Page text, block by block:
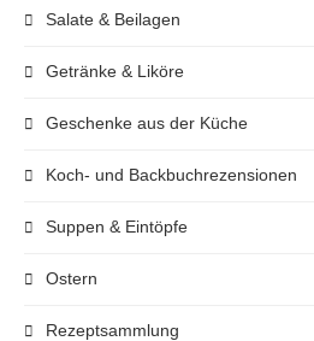
Salate & Beilagen
Getränke & Liköre
Geschenke aus der Küche
Koch- und Backbuchrezensionen
Suppen & Eintöpfe
Ostern
Rezeptsammlung